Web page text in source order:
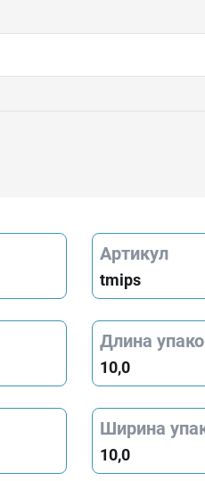
Артикул
tmips
Длина
10,0
Ширина
10,0